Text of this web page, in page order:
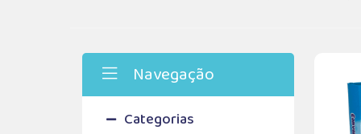
Navegação
Categorias